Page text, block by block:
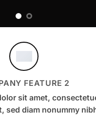
FEATURE 2
sit amet,
sed diam nonummy